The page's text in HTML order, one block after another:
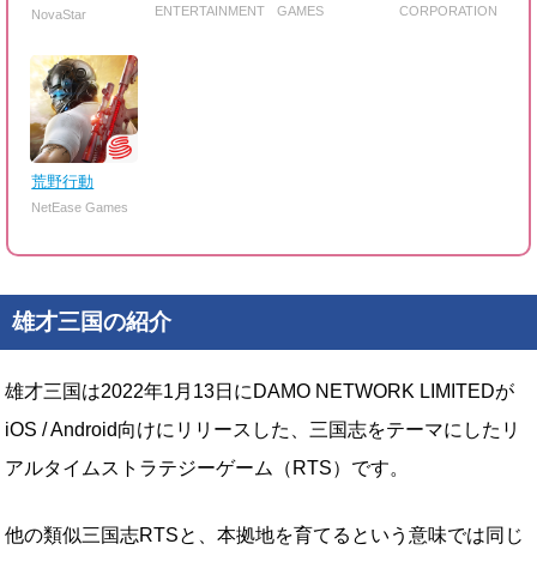
NovaStar
ENTERTAINMENT
GAMES
CORPORATION
荒野行動
NetEase Games
雄才三国の紹介
雄才三国は2022年1月13日にDAMO NETWORK LIMITEDが
iOS / Android向けにリリースした、三国志をテーマにしたリ
アルタイムストラテジーゲーム（RTS）です。
他の類似三国志RTSと、本拠地を育てるという意味では同じ